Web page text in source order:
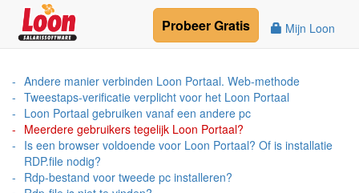
Mijn Loon
ProbeerGratis
Andere manier verbinden Loon Portaal. Web-methode
Tweestaps-verificatie verplicht voor het Loon Portaal
Loon Portaal gebruiken vanaf een andere pc
Meerdere gebruikers tegelijk Loon Portaal?
Is een browser voldoende voor Loon Portaal? Of is installatie
RDP.file nodig?
Rdp-bestand voor tweede pc installeren?